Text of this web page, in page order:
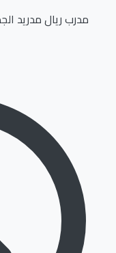
مدرب ريال مدريد